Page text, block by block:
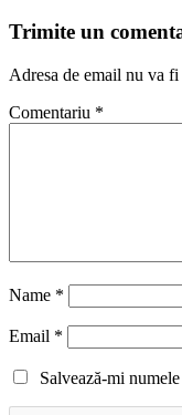
Trimite un
Adresa de email nu va
Comentariu *
Name *
Email *
Salvează-mi